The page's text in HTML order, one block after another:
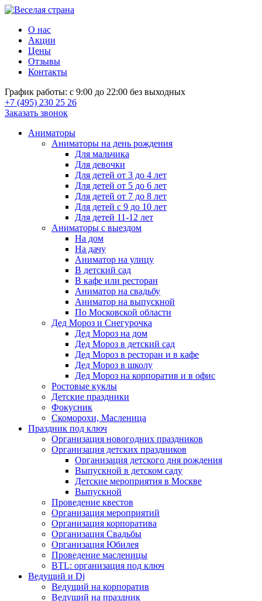
О нас
Акции
Цены
Отзывы
Контакты
График работы: с 9:00 до 22:00 без выходных
+7 (495) 230 25 26
Заказать звонок
Аниматоры
Аниматоры на день рождения
Для мальчика
Для девочки
Для детей от 3 до 4 лет
Для детей от 5 до 6 лет
Для детей от 7 до 8 лет
Для детей с 9 до 10 лет
Для детей 11-12 лет
Аниматоры с выездом
На дом
На дачу
Аниматор на улицу
В детский сад
В кафе или ресторан
Аниматор на свадьбу
Аниматор на выпускной
По Московской области
Дед Мороз и Снегурочка
Дед Мороз на дом
Дед Мороз в детский сад
Дед Мороз в ресторан и в кафе
Дед Мороз в школу
Дед Мороз на корпоратив и в офис
Ростовые куклы
Детские праздники
Фокусник
Скоморохи, Масленица
Праздник под ключ
Организация новогодних праздников
Организация детских праздников
Организация детского дня рождения
Выпускной в детском саду
Детские мероприятия в Москве
Выпускной
Проведение квестов
Организация мероприятий
Организация корпоратива
Организация Свадьбы
Организация Юбилея
Проведение масленицы
BTL: организация под ключ
Ведущий и Dj
Ведущий на корпоратив
Ведущий на праздник